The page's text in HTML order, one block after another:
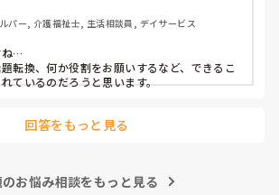
できない状況(今の時期暑く散歩等外に連
ず)
達が不穏になったりしています…ある同
お金もらいたいくらいと仰っていたり。。
うと思いますが、デイの方針としては毎日
アを教えていただければと思い投稿しまし
パー, 介護福祉士, 生活相談員, デイサービス
ね…
転換、何か役割をお願いするなど、できるこ
ているのだろうと思います。
、デイだけで抱え込まず、ご家族・ケアマネや
、ご本人だけでなく他の利用者様も安心して過
回答をもっと見る
お悩み相談をもっと見る